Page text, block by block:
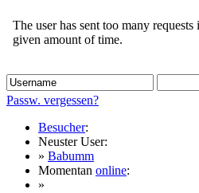
Passw. vergessen?
Besucher:
Neuster User:
» Babumm
Momentan online:
»